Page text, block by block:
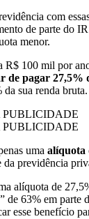
com
de parte do
menor.
R$ 100 mil por
de pagar 27,5%
da sua renda bruta.
PUBLICIDADE
PUBLICIDADE
uma alíquota
da previdência
alíquota de
de 63% em parte
esse benefício